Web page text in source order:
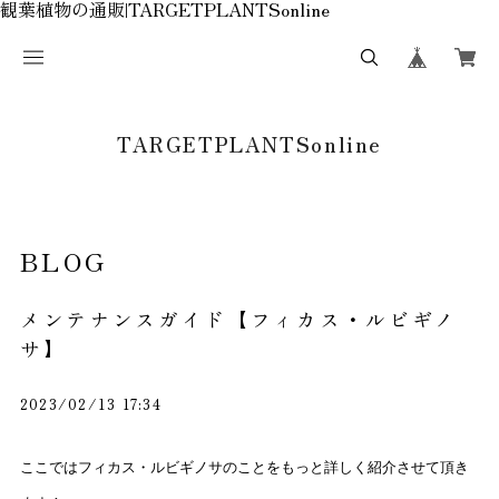
観葉植物の通販|TARGETPLANTSonline
TARGETPLANTSonline
BLOG
メンテナンスガイド【フィカス・ルビギノ
サ】
2023/02/13 17:34
ここではフィカス・ルビギノサのことをもっと詳しく紹介させて頂き